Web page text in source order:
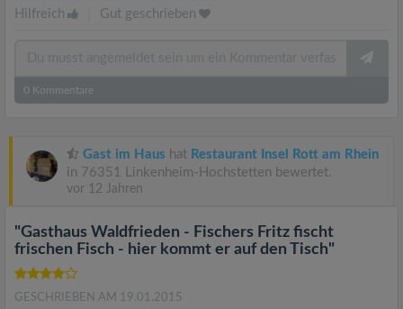
Hilfreich Gut geschrieben
0 Kommentare
Gast im Haus hat Restaurant Insel Rott am Rhein
in 76351 Linkenheim-Hochstetten bewertet.
vor 12 Jahren
"Gasthaus Waldfrieden - Fischers Fritz fischt
frischen Fisch - hier kommt er auf den Tisch"
GESCHRIEBEN AM 19.01.2015